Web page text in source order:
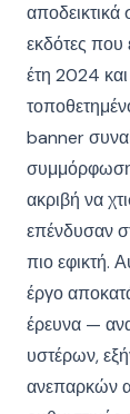
αποδεικτικά
εκδότες
έτη 2024
banner
ακριβή να
επένδυσαν
πιο εφικτή.
έργο
έρευνα —
υστέρων,
ανεπαρκών